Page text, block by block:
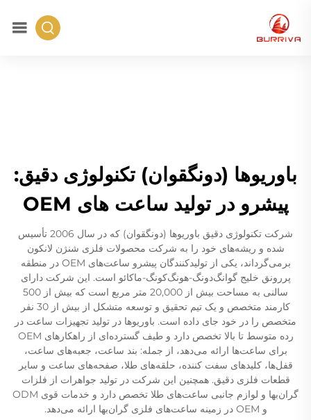
باوریوها (دونگقوان) تکنولوژی دقیق:
پیشرو در تولید ساعت های OEM
شرکت تکنولوژی دقیق باوریوها (دونگقوان) که در سال 2006 تأسیس
شده و ریشه‌های خود را به شرکت محصولات فلزی شنژن لانکون
برمی‌گرداند، یکی از تولیدکنندگان پیشرو ساعت‌های OEM در منطقه
پررونق خلیج گوانگ‌دونگ-هونگ‌کونگ-ماکائو است. این شرکت دارای
سالنی به مساحت بیش از 20,000 متر مربع است که بیش از 500
کارمند متخصص و یک تیم تحقیق و توسعه متشکل از بیش از 30 نفر
متخصص را در خود جای داده است. باوریوها در تولید تجهیزات ساعت در
رده متوسط تا بالا تخصص دارد و طیف گسترده‌ای از راهکارهای OEM
برای ساعت‌ها ارائه می‌دهد، از جمله: بند ساعت، جعبه‌های ساعت،
قفل‌ها، کلیدهای سفت کننده، حلقه‌های طلا، صفحه‌های ساعت و سایر
قطعات فلزی دقیق. همچنین این شرکت در تولید جواهرات از فلزات
گران‌بها و لوازم جانبی ساعت‌های طلا تخصص دارد و خدمات قوی ODM
و OEM در زمینه ساعت‌های فلزی گران‌بها ارائه می‌دهد.